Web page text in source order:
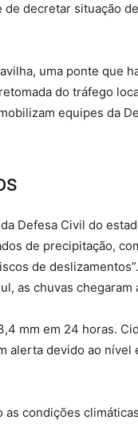
decretar situação
uma ponte que
do tráfego
equipes da
Defesa Civil do
de precipitação,
de
as chuvas chegaram
mm em 24 horas.
alerta devido ao
condições